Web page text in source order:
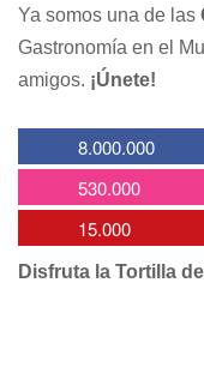
Ya somos una de las
Gastronomía en el
amigos. ¡Únete!
8.000.000
530.000
15.000
Disfruta la Tortilla